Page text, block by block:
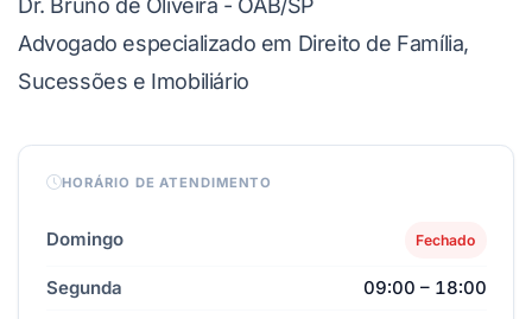
Advogado especializado em Direito de Família,
Sucessões e Imobiliário
HORÁRIO DE ATENDIMENTO
Domingo Fechado
Segunda
09:00 – 18:00